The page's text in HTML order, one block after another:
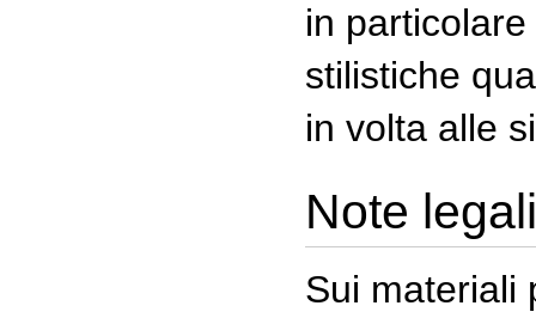
in
stilistiche
in volta alle
Note legali
Sui materiali